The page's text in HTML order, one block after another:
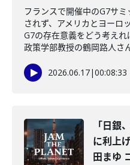
フランスで開催中のG7サ
されず、アメリカとヨーロ
G7の存在意義をどう考え
政策学部教授の鶴岡路人さ
2026.06.17|00:08:33
「日銀
に利上
田まゆ